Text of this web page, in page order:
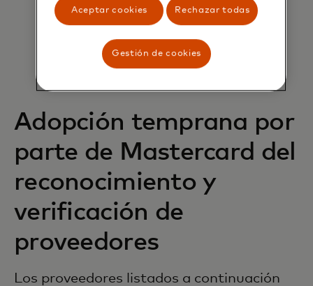
Adopción temprana por
parte de Mastercard del
reconocimiento y
verificación de
proveedores
Los proveedores listados a continuación
Aceptar cookies Rechazar todas
Gestión de cookies